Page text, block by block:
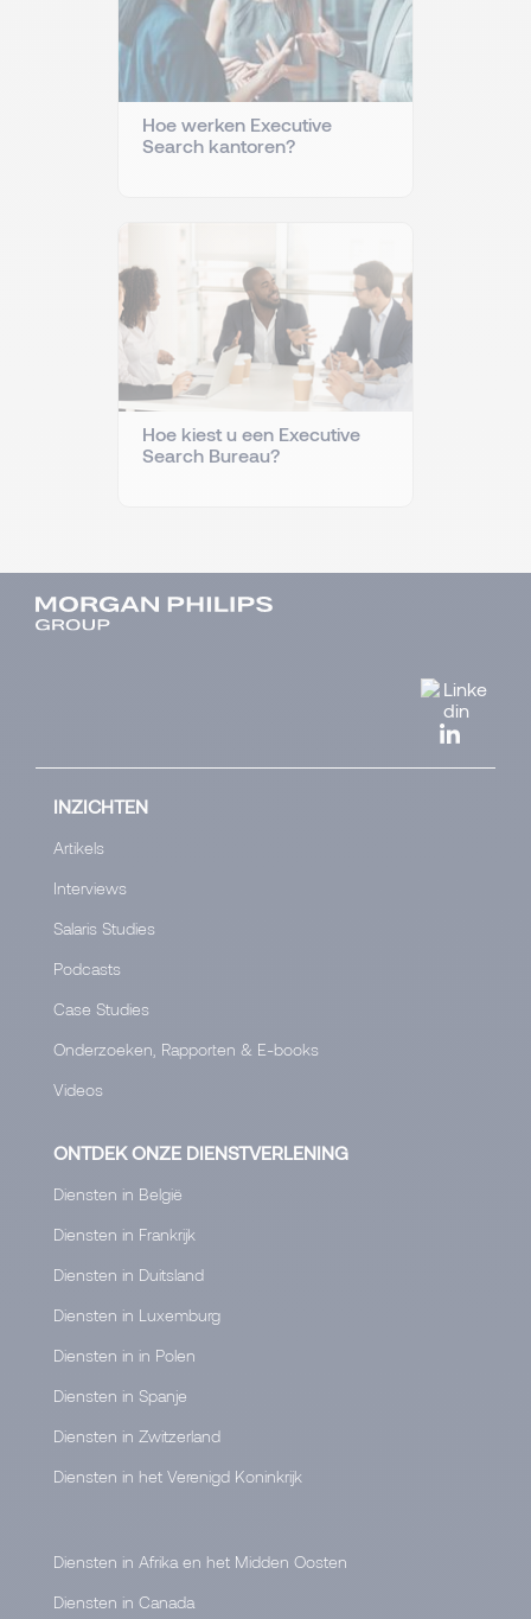
Hoe werken Executive
Search kantoren?
Hoe kiest u een Executive
Search Bureau?
INZICHTEN
Artikels
Interviews
Salaris Studies
Podcasts
Case Studies
Onderzoeken, Rapporten & E-books
Videos
ONTDEK ONZE DIENSTVERLENING
Diensten in België
Diensten in Frankrijk
Diensten in Duitsland
Diensten in Luxemburg
Diensten in in Polen
Diensten in Spanje
Diensten in Zwitzerland
Diensten in het Verenigd Koninkrijk
Diensten in Afrika en het Midden Oosten
Diensten in Canada